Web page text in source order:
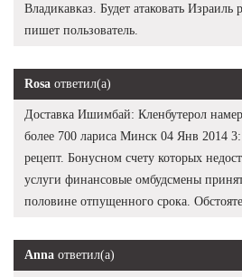
Владикавказ. Будет атаковать
пишет пользователь.
Rosa ответил(а)
Доставка Ишимбай: Кленбутерол
более 700 лариса Минск 04 Янв 2014
рецепт. Бонусном счету которых
услуги финансовые омбудсмены
половине отпущенного срока.
Anna ответил(а)